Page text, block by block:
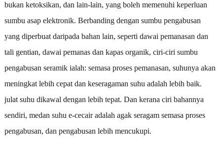
bukan ketoksikan, dan lain-lain, yang boleh memenuhi keperluan
sumbu asap elektronik. Berbanding dengan sumbu pengabusan
yang diperbuat daripada bahan lain, seperti dawai pemanasan dan
tali gentian, dawai pemanas dan kapas organik, ciri-ciri sumbu
pengabusan seramik ialah: semasa proses pemanasan, suhunya akan
meningkat lebih cepat dan keseragaman suhu adalah lebih baik.
julat suhu dikawal dengan lebih tepat. Dan kerana ciri bahannya
sendiri, medan suhu e-cecair adalah agak seragam semasa proses
pengabusan, dan pengabusan lebih mencukupi.